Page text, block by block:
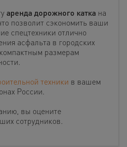
аренда дорожного катка на
позволит сэкономить ваши
спецтехники отлично
асфальта в городских
размерам
техники в вашем
России.
вы оцените
сотрудников.